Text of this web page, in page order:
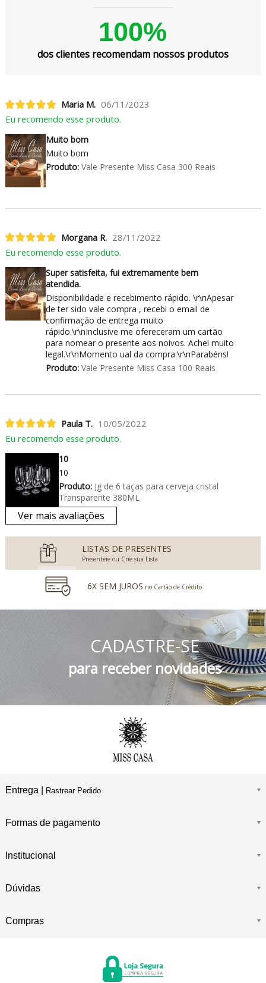
100%
dos clientes recomendam nossos produtos
Maria M. 06/11/2023
Eu recomendo esse produto.
Muito bom
Muito bom
Produto:Vale Presente Miss Casa 300 Reais
Morgana R. 28/11/2022
Eu recomendo esse produto.
Super satisfeita, fui extremamente bem
atendida.
Disponibilidade e recebimento rápido. \r\nApesar
de ter sido vale compra , recebi o email de
confirmação de entrega muito
rápido.\r\nInclusive me ofereceram um cartão
para nomear o presente aos noivos. Achei muito
legal.\r\nMomento ual da compra.\r\nParabéns!
Produto:Vale Presente Miss Casa 100 Reais
Paula T. 10/05/2022
Eu recomendo esse produto.
10
10
Produto:Jg de 6 taças para cerveja cristal
Transparente 380ML
Ver mais avaliações
LISTAS DE PRESENTES
Presenteie ou Crie sua Lista
6X SEM JUROS no Cartão de Crédito
no Boleto Bancário e PIX
FRETE GRÁTIS Consulte o Regulamento
CADASTRE-SE
para receber novidades
Entrega | Rastrear Pedido
Formas de pagamento
Institucional
Dúvidas
Compras